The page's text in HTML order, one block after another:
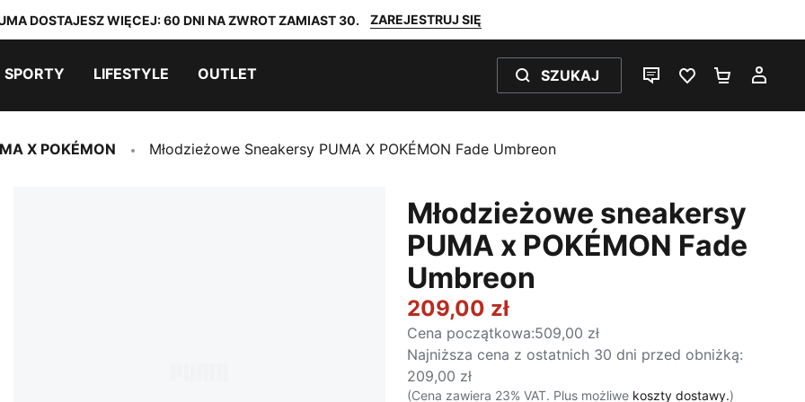
DOSTAJESZ WIĘCEJ: 60 DNI NA ZWROT ZAMIAST 30. ZAREJESTRUJ SIĘ
SPORTY LIFESTYLE OUTLET SZUKAJ
CZAT NA ŻYWO
ULUBIONE 0
KOSZYK
X POKÉMON Młodzieżowe Sneakersy PUMA X POKÉMON Fade Umbreon
Młodzieżowe sneakersy
PUMA x POKÉMON Fade
Umbreon
209,00 zł
Cena początkowa:509,00 zł
Najniższa cena z ostatnich 30 dni przed obniżką:
209,00 zł
(Cena zawiera 23% VAT. Plus możliwe koszty dostawy.)